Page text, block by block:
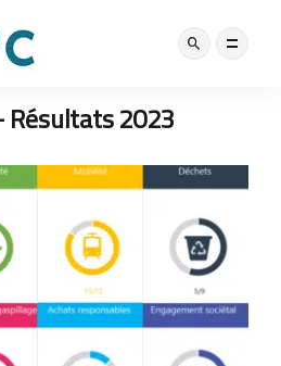
Résultats 2023